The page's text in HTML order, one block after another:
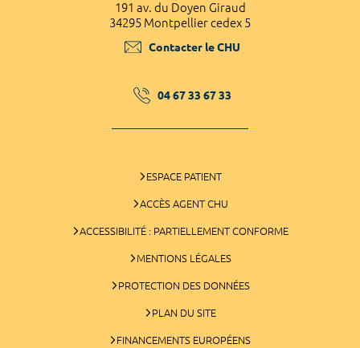
191 av. du Doyen Giraud
34295 Montpellier cedex 5
Contacter le CHU
04 67 33 67 33
ESPACE PATIENT
ACCÈS AGENT CHU
ACCESSIBILITÉ : PARTIELLEMENT CONFORME
MENTIONS LÉGALES
PROTECTION DES DONNÉES
PLAN DU SITE
FINANCEMENTS EUROPÉENS